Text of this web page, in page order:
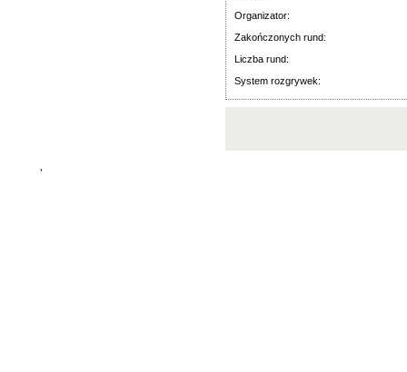
Organizator:
Zakończonych rund:
Liczba rund:
System rozgrywek:
'